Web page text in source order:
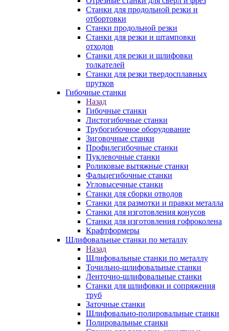
Станки для продольной резки и
отбортовки
Станки продольной резки
Станки для резки и штамповки
отходов
Станки для резки и шлифовки
толкателей
Станки для резки твердосплавных
прутков
Гибочные станки
Назад
Гибочные станки
Листогибочные станки
Трубогибочное оборудование
Зиговочные станки
Профилегибочные станки
Пуклевочные станки
Роликовые вытяжные станки
Фальцегибочные станки
Угловысечные станки
Станки для сборки отводов
Станки для размотки и правки металла
Станки для изготовления конусов
Станки для изготовления гофроколена
Крафтформеры
Шлифовальные станки по металлу
Назад
Шлифовальные станки по металлу
Точильно-шлифовальные станки
Ленточно-шлифовальные станки
Станки для шлифовки и сопряжения
труб
Заточные станки
Шлифовально-полировальные станки
Полировальные станки